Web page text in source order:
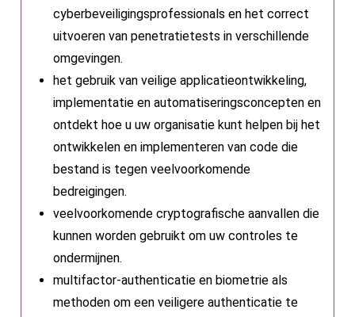
cyberbeveiligingsprofessionals en het correct
uitvoeren van penetratietests in verschillende
omgevingen.
het gebruik van veilige applicatieontwikkeling,
implementatie en automatiseringsconcepten en
ontdekt hoe u uw organisatie kunt helpen bij het
ontwikkelen en implementeren van code die
bestand is tegen veelvoorkomende
bedreigingen.
veelvoorkomende cryptografische aanvallen die
kunnen worden gebruikt om uw controles te
ondermijnen.
multifactor-authenticatie en biometrie als
methoden om een veiligere authenticatie te